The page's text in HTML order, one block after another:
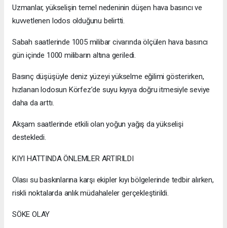
Uzmanlar, yükselişin temel nedeninin düşen hava basıncı ve
kuvvetlenen lodos olduğunu belirtti.
Sabah saatlerinde 1005 milibar civarında ölçülen hava basıncı
gün içinde 1000 milibarın altına geriledi.
Basınç düşüşüyle deniz yüzeyi yükselme eğilimi gösterirken,
hızlanan lodosun Körfez’de suyu kıyıya doğru itmesiyle seviye
daha da arttı.
Akşam saatlerinde etkili olan yoğun yağış da yükselişi
destekledi.
KIYI HATTINDA ÖNLEMLER ARTIRILDI
Olası su baskınlarına karşı ekipler kıyı bölgelerinde tedbir alırken,
riskli noktalarda anlık müdahaleler gerçekleştirildi.
SÖKE OLAY